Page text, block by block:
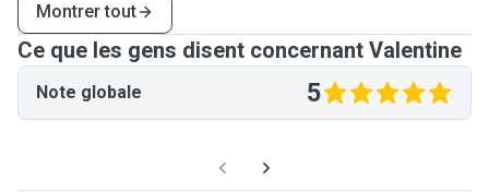
Montrer tout
Ce que les gens disent concernant Valentine
Note globale 5